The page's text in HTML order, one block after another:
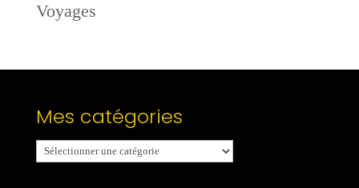
Voyages
Mes catégories
Mes
catégories